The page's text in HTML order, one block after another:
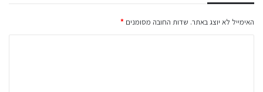
האימייל לא יוצג באתר. שדות החובה מסומנים *